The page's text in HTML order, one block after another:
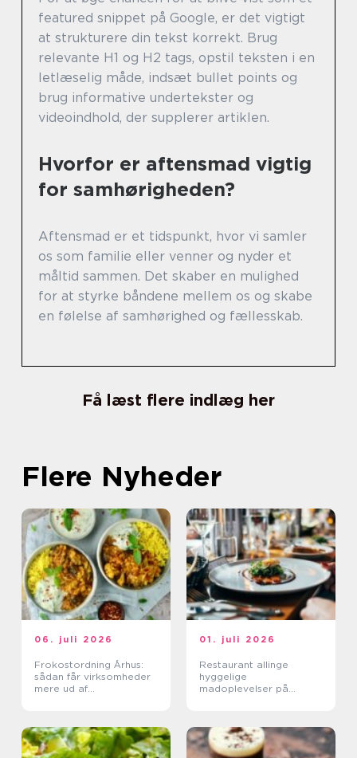
featured snippet på Google, er det vigtigt
at strukturere din tekst korrekt. Brug
relevante H1 og H2 tags, opstil teksten i en
letlæselig måde, indsæt bullet points og
brug informative undertekster og
videoindhold, der supplerer artiklen.
Hvorfor er aftensmad vigtig
for samhørigheden?
Aftensmad er et tidspunkt, hvor vi samler
os som familie eller venner og nyder et
måltid sammen. Det skaber en mulighed
for at styrke båndene mellem os og skabe
en følelse af samhørighed og fællesskab.
Få læst flere indlæg her
Flere Nyheder
06. juli 2026
Frokostordning Århus:
sådan får virksomheder
mere ud af
01. juli 2026
Restaurant allinge
hyggelige
madoplevelser på